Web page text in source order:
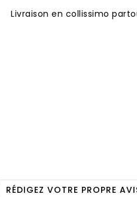
Livraison en collissimo
RÉDIGEZ VOTRE PROPRE